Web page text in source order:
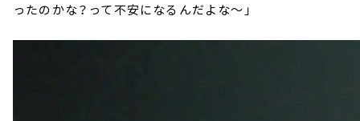
ったのかな？って不安になるんだよな～」